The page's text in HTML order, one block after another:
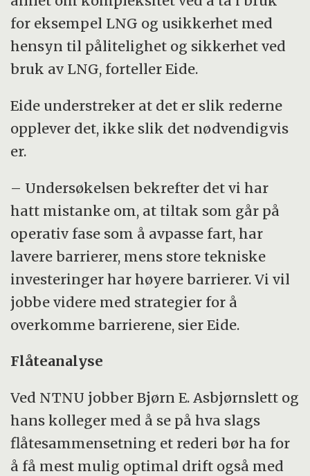
for eksempel LNG og usikkerhet med
hensyn til pålitelighet og sikkerhet ved
bruk av LNG, forteller Eide.
Eide understreker at det er slik rederne
opplever det, ikke slik det nødvendigvis
er.
– Undersøkelsen bekrefter det vi har
hatt mistanke om, at tiltak som går på
operativ fase som å avpasse fart, har
lavere barrierer, mens store tekniske
investeringer har høyere barrierer. Vi vil
jobbe videre med strategier for å
overkomme barrierene, sier Eide.
Flåteanalyse
Ved NTNU jobber Bjørn E. Asbjørnslett og
hans kolleger med å se på hva slags
flåtesammensetning et rederi bør ha for
å få mest mulig optimal drift også med